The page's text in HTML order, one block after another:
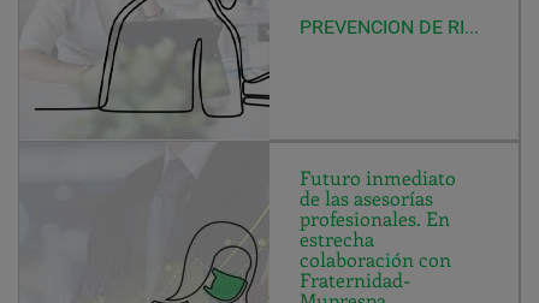
PREVENCION DE RIESGOS LABORALES
Futuro inmediato
de las asesorías
profesionales. En
estrecha
colaboración con
Fraternidad-